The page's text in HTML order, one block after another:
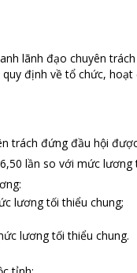
lãnh đạo chuyên
định về tổ chức, hoạt
trách đứng đầu hội
lần so với mức lương
lương tối thiểu chung;
lương tối thiểu chung.